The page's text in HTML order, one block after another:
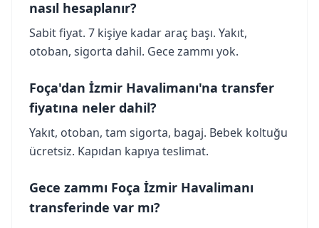
nasıl hesaplanır?
Sabit fiyat. 7 kişiye kadar araç başı. Yakıt,
otoban, sigorta dahil. Gece zammı yok.
Foça'dan İzmir Havalimanı'na transfer
fiyatına neler dahil?
Yakıt, otoban, tam sigorta, bagaj. Bebek koltuğu
ücretsiz. Kapıdan kapıya teslimat.
Gece zammı Foça İzmir Havalimanı
transferinde var mı?